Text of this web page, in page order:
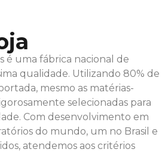
é uma fábrica nacional de
qualidade. Utilizando 80% de
mesmo as matérias-
selecionadas para
Com desenvolvimento em
do mundo, um no Brasil e
atendemos aos critérios